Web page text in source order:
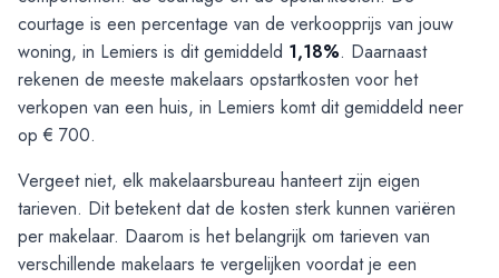
courtage is een percentage van de verkoopprijs van jouw
woning, in Lemiers is dit gemiddeld 1,18%. Daarnaast
rekenen de meeste makelaars opstartkosten voor het
verkopen van een huis, in Lemiers komt dit gemiddeld neer
op € 700.
Vergeet niet, elk makelaarsbureau hanteert zijn eigen
tarieven. Dit betekent dat de kosten sterk kunnen variëren
per makelaar. Daarom is het belangrijk om tarieven van
verschillende makelaars te vergelijken voordat je een